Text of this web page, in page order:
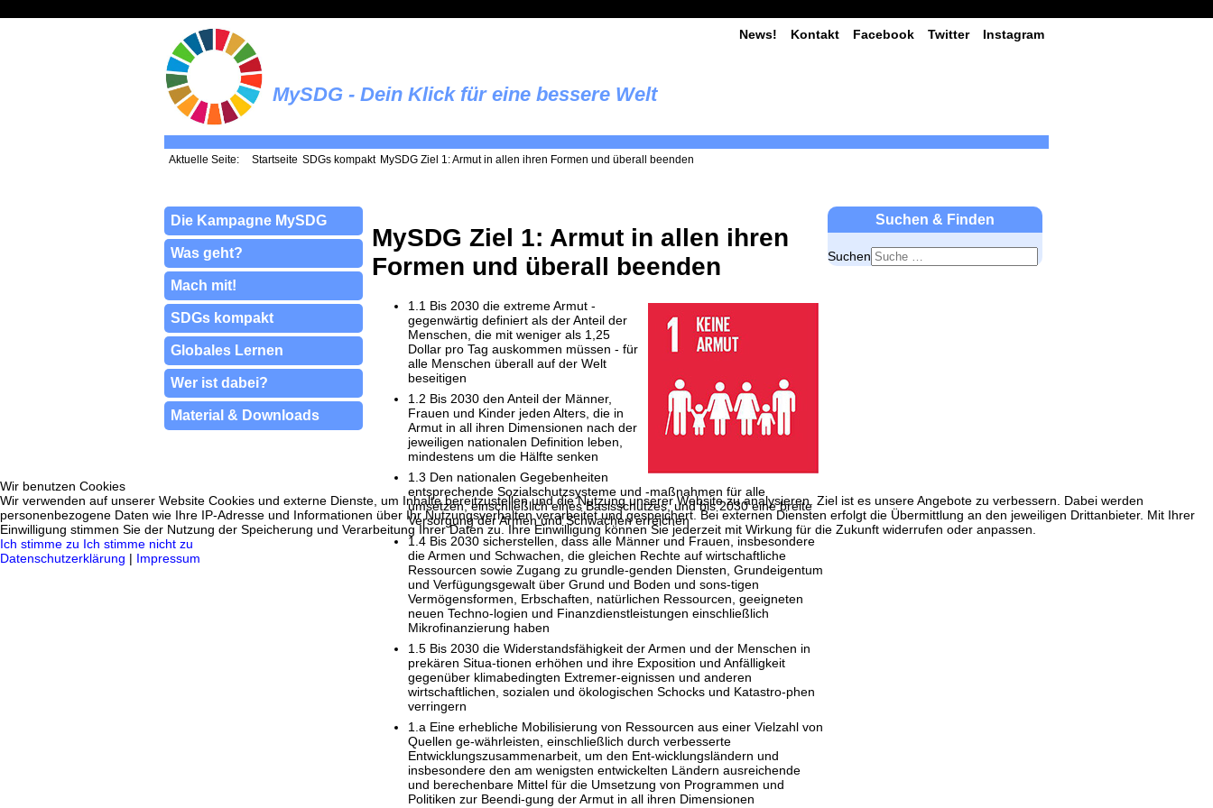
MySDG - Dein Klick für eine bessere Welt
News! Kontakt Facebook Twitter Instagram
Aktuelle Seite: Startseite SDGs kompakt MySDG Ziel 1: Armut in allen ihren Formen und überall beenden
Die Kampagne MySDG
Was geht?
Mach mit!
SDGs kompakt
Globales Lernen
Wer ist dabei?
Material & Downloads
MySDG Ziel 1: Armut in allen ihren
Formen und überall beenden
1.1 Bis 2030 die extreme Armut -
gegenwärtig definiert als der Anteil der
Menschen, die mit weniger als 1,25
Dollar pro Tag auskommen müssen - für
alle Menschen überall auf der Welt
beseitigen
1.2 Bis 2030 den Anteil der Männer,
Frauen und Kinder jeden Alters, die in
Armut in all ihren Dimensionen nach der
jeweiligen nationalen Definition leben,
mindestens um die Hälfte senken
1.3 Den nationalen Gegebenheiten
entsprechende Sozialschutzsysteme und -maßnahmen für alle
umsetzen, einschließlich eines Basisschutzes, und bis 2030 eine breite
Versorgung der Armen und Schwachen erreichen
1.4 Bis 2030 sicherstellen, dass alle Männer und Frauen, insbesondere
die Armen und Schwachen, die gleichen Rechte auf wirtschaftliche
Ressourcen sowie Zugang zu grundle-genden Diensten, Grundeigentum
und Verfügungsgewalt über Grund und Boden und sons-tigen
Vermögensformen, Erbschaften, natürlichen Ressourcen, geeigneten
neuen Techno-logien und Finanzdienstleistungen einschließlich
Mikrofinanzierung haben
1.5 Bis 2030 die Widerstandsfähigkeit der Armen und der Menschen in
prekären Situa-tionen erhöhen und ihre Exposition und Anfälligkeit
gegenüber klimabedingten Extremer-eignissen und anderen
wirtschaftlichen, sozialen und ökologischen Schocks und Katastro-phen
verringern
1.a Eine erhebliche Mobilisierung von Ressourcen aus einer Vielzahl von
Quellen ge-währleisten, einschließlich durch verbesserte
Entwicklungszusammenarbeit, um den Ent-wicklungsländern und
insbesondere den am wenigsten entwickelten Ländern ausreichende
und berechenbare Mittel für die Umsetzung von Programmen und
Politiken zur Beendi-gung der Armut in all ihren Dimensionen
Suchen & Finden
Suchen
Wir benutzen Cookies
Wir verwenden auf unserer Website Cookies und externe Dienste, um Inhalte bereitzustellen und die Nutzung unserer Website zu analysieren. Ziel ist es unsere Angebote zu verbessern. Dabei werden
personenbezogene Daten wie Ihre IP-Adresse und Informationen über Ihr Nutzungsverhalten verarbeitet und gespeichert. Bei externen Diensten erfolgt die Übermittlung an den jeweiligen Drittanbieter. Mit Ihrer
Einwilligung stimmen Sie der Nutzung der Speicherung und Verarbeitung Ihrer Daten zu. Ihre Einwilligung können Sie jederzeit mit Wirkung für die Zukunft widerrufen oder anpassen.
Ich stimme zu Ich stimme nicht zu
Datenschutzerklärung | Impressum